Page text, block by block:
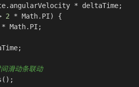
angularVelocity * deltaTime;
2 * Math. PI) {
* Math. PI ;
滑动条联动
();